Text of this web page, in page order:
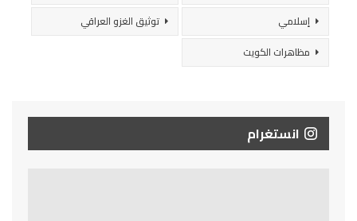
إسلامي
توثيق الغزو العراقي
مظاهرات الكويت
انستغرام